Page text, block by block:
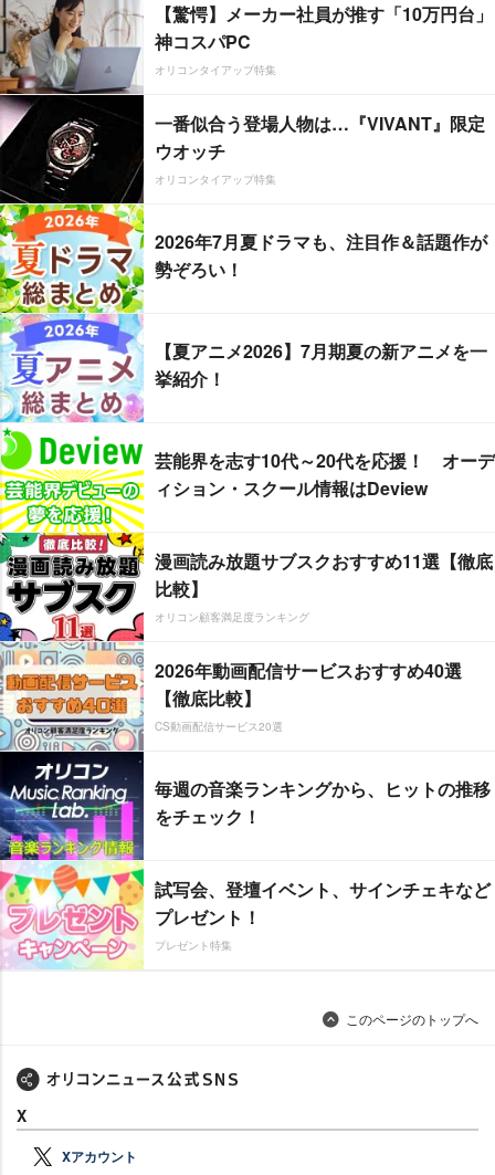
【驚愕】メーカー社員が推す「10万円台」
神コスパPC
オリコンタイアップ特集
一番似合う登場人物は…『VIVANT』限定
ウオッチ
オリコンタイアップ特集
2026年7月夏ドラマも、注目作＆話題作が
勢ぞろい！
【夏アニメ2026】7月期夏の新アニメを一
挙紹介！
芸能界を志す10代～20代を応援！ オーデ
ィション・スクール情報はDeview
漫画読み放題サブスクおすすめ11選【徹底
比較】
オリコン顧客満足度ランキング
2026年動画配信サービスおすすめ40選
【徹底比較】
CS動画配信サービス20選
毎週の音楽ランキングから、ヒットの推移
をチェック！
試写会、登壇イベント、サインチェキなど
プレゼント！
プレゼント特集
このページのトップへ
X
Xアカウント